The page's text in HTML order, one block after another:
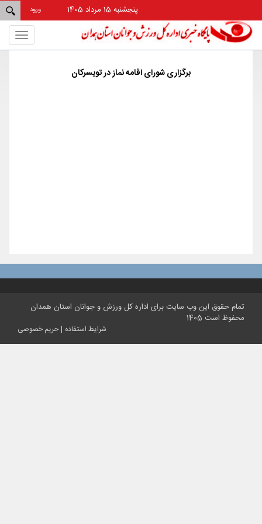
ورود
پنجشنبه 15 مرداد 1405
برگزاری شورای اقامه نماز در تویسرکان
تمام حقوق این وب سایت برای اداره کل ورزش و جوانان استان همدان
محفوظ است 1405
شرایط استفاده | حریم خصوصی